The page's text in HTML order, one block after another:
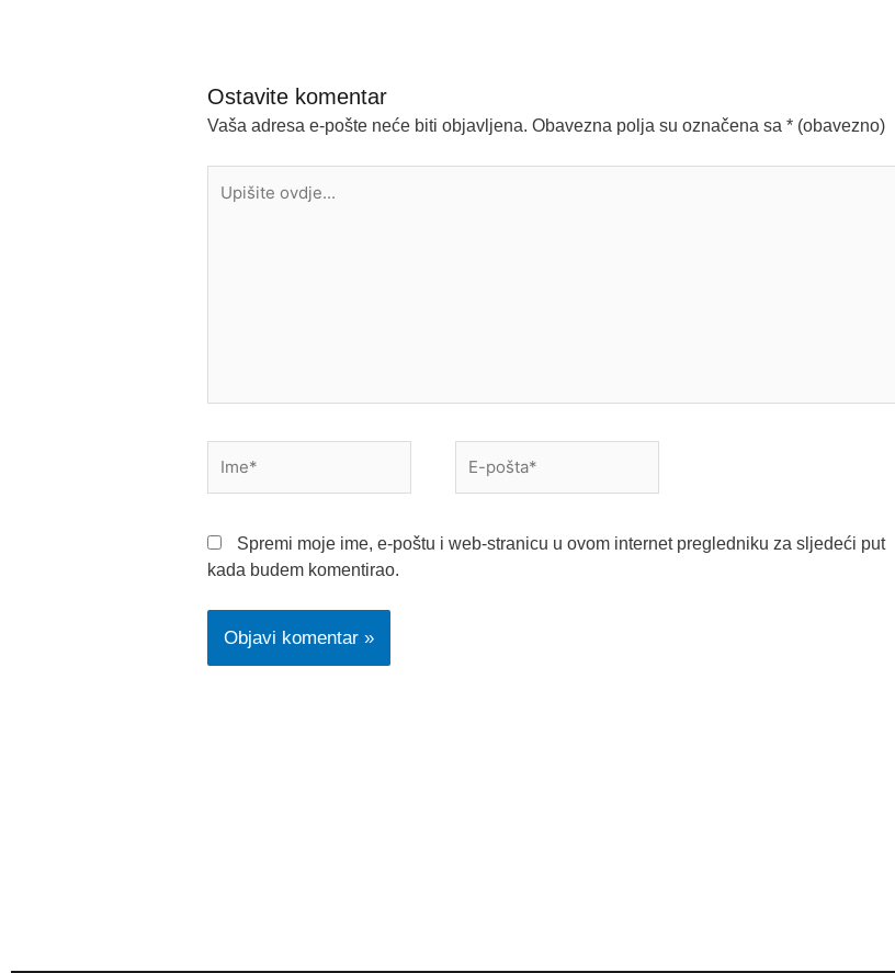
Ostavite komentar
Vaša adresa e-pošte neće biti objavljena. Obavezna polja su označena sa * (obavezno)
ovdje...
pošta*
Spremi moje ime, e-poštu i web-stranicu u ovom internet pregledniku za sljedeći put
kada budem komentirao.